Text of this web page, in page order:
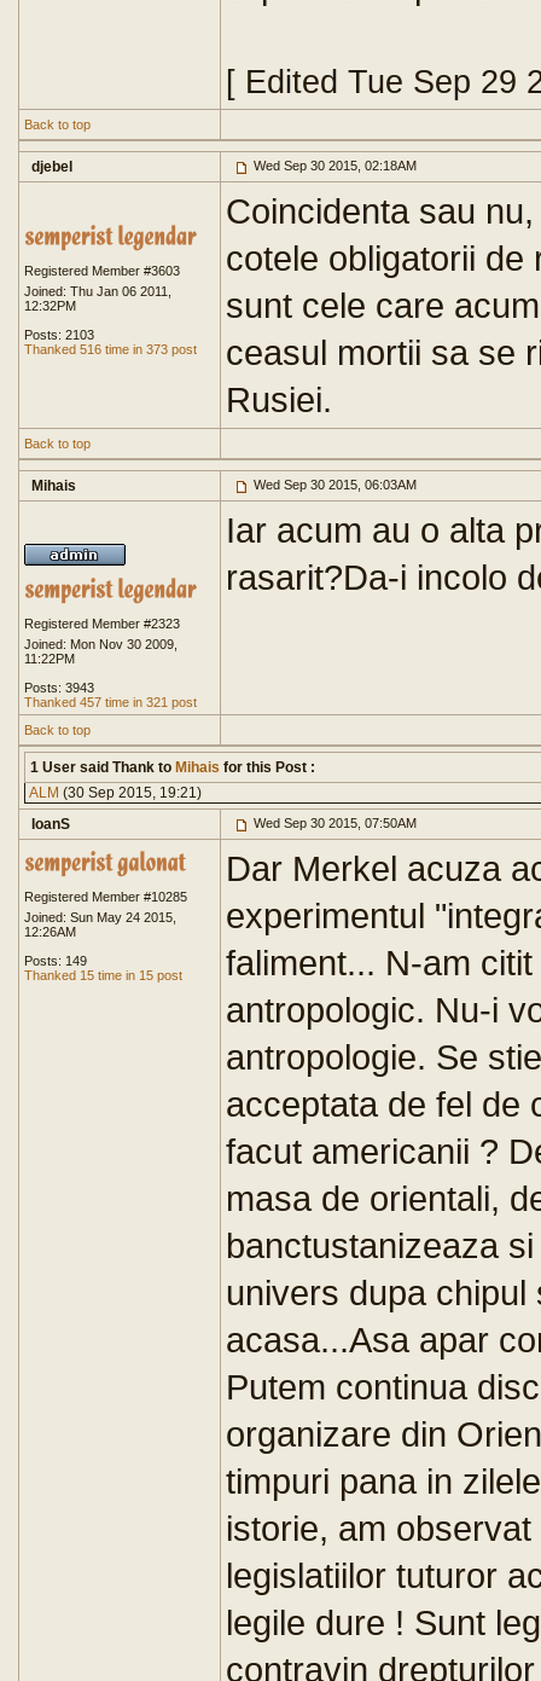
[ Edited Tue Sep 29
Back to top
djebel Wed Sep 30 2015, 02:18AM
Registered Member #3603
Joined: Thu Jan 06 2011,
12:32PM
Posts: 2103
Thanked 516 time in 373 post
Coincidenta sau
cotele obligatorii de
sunt cele care
ceasul mortii sa se
Rusiei.
Back to top
Mihais Wed Sep 30 2015, 06:03AM
Registered Member #2323
Joined: Mon Nov 30 2009,
11:22PM
Posts: 3943
Thanked 457 time in 321 post
Iar acum au o alta
rasarit?Da-i incolo
Back to top
1 User said Thank to Mihais for this Post :
ALM (30 Sep 2015, 19:21)
IoanS
Wed Sep 30 2015, 07:50AM
Registered Member #10285
Joined: Sun May 24 2015,
12:26AM
Posts: 149
Thanked 15 time in 15 post
Dar Merkel acuza
experimentul
faliment... N-am
antropologic. Nu-i
antropologie. Se
acceptata de fel de
facut americanii ?
masa de orientali,
banctustanizeaza
univers dupa
acasa...Asa apar
Putem continua
organizare din
timpuri pana in
istorie, am
legislatiilor tuturor
legile dure ! Sunt
contravin